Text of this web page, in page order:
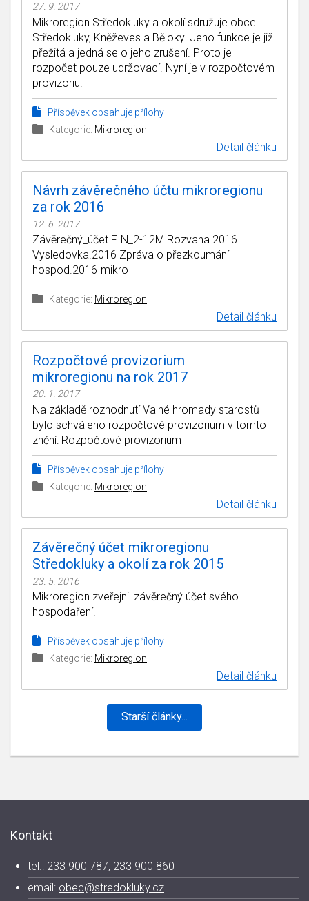
27. 9. 2017
Mikroregion Středokluky a okolí sdružuje obce
Středokluky, Kněževes a Běloky. Jeho funkce je již
přežitá a jedná se o jeho zrušení. Proto je
rozpočet pouze udržovací. Nyní je v rozpočtovém
provizoriu.
Příspěvek obsahuje přílohy
Kategorie: Mikroregion
Detail článku
Návrh závěrečného účtu mikroregionu
za rok 2016
12. 6. 2017
Závěrečný_účet FIN_2-12M Rozvaha.2016
Vysledovka.2016 Zpráva o přezkoumání
hospod.2016-mikro
Kategorie: Mikroregion
Detail článku
Rozpočtové provizorium
mikroregionu na rok 2017
20. 1. 2017
Na základě rozhodnutí Valné hromady starostů
bylo schváleno rozpočtové provizorium v tomto
znění: Rozpočtové provizorium
Příspěvek obsahuje přílohy
Kategorie: Mikroregion
Detail článku
Závěrečný účet mikroregionu
Středokluky a okolí za rok 2015
23. 5. 2016
Mikroregion zveřejnil závěrečný účet svého
hospodaření.
Příspěvek obsahuje přílohy
Kategorie: Mikroregion
Detail článku
Starší články...
Kontakt
tel.: 233 900 787, 233 900 860
email: obec@stredokluky.cz